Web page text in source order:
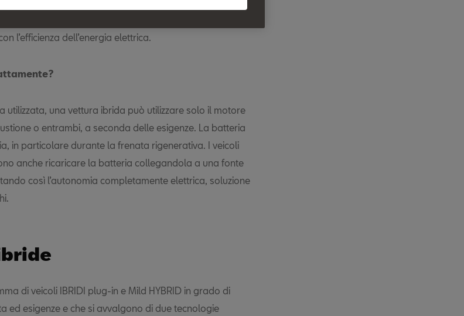
l’efficienza dell’energia elettrica.
utilizzata, una vettura ibrida può utilizzare solo il motore
o entrambi, a seconda delle esigenze. La batteria
in particolare durante la frenata rigenerativa. I veicoli
anche ricaricare la batteria collegandola a una fonte
così l’autonomia completamente elettrica, soluzione
di veicoli IBRIDI plug-in e Mild HYBRID in grado di
ed esigenze e che si avvalgono di due tecnologie